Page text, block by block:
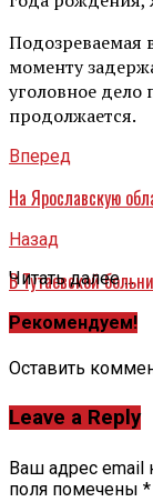
Подозреваемая
моменту
уголовное дело
продолжается.
Вперед
На Ярославскую
Назад
В Тутаевской
Читать далее ...
Рекомендуем!
Оставить
Leave a Reply
Ваш адрес email
поля помечены *